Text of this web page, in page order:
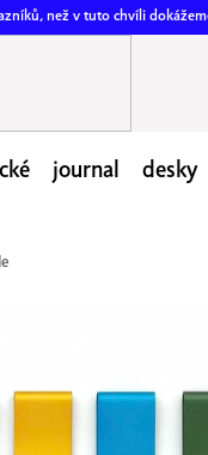
než v tuto chvíli
journal desky